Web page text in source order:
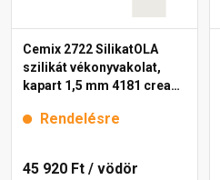
Cemix 2722 SilikatOLA
szilikát vékonyvakolat,
kapart 1,5 mm 4181 cream
Rendelésre
45 920 Ft / vödör